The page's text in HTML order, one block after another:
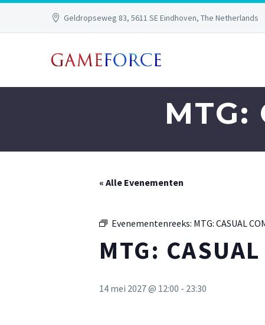
Geldropseweg 83, 5611 SE Eindhoven, The Netherlands
MTG:
« Alle Evenementen
Evenementenreeks: MTG: CASUAL
MTG:
14 mei 2027 @ 12:00 - 23:30